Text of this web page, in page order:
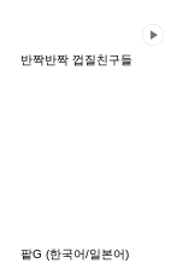
반짝반짝 껍질친구들
팥G (한국어/일본어)